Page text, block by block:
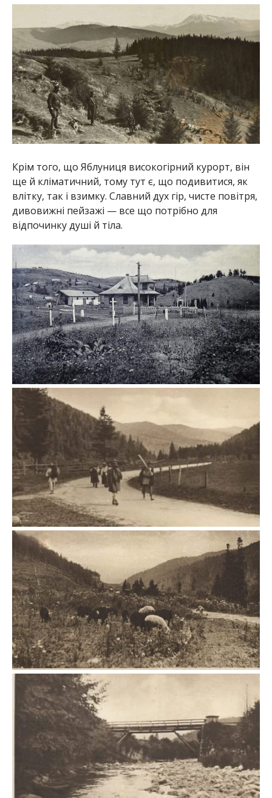
Крім того, що Яблуниця високогірний курорт, він
ще й кліматичний, тому тут є, що подивитися, як
влітку, так і взимку. Славний дух гір, чисте повітря,
дивовижні пейзажі — все що потрібно для
відпочинку душі й тіла.